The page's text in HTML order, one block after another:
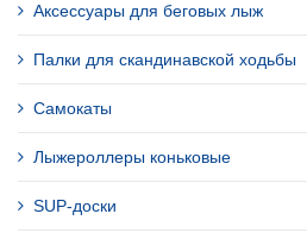
Аксессуары для беговых лыж
Палки для скандинавской ходьбы
Самокаты
Лыжероллеры коньковые
SUP-доски